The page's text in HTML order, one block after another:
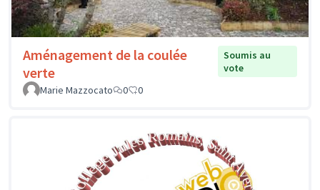
Aménagement de la coulée
verte
Soumis au
vote
Marie Mazzocato
0 0